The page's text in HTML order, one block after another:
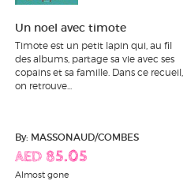
Un noel avec timote
Timote est un petit lapin qui, au fil
des albums, partage sa vie avec ses
copains et sa famille. Dans ce recueil,
on retrouve...
By: MASSONAUD/COMBES
AED 85.05
Almost gone